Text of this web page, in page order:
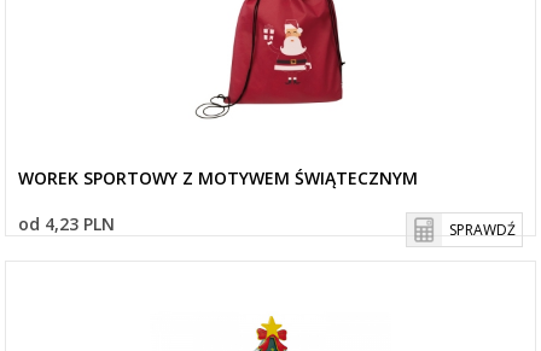
WOREK SPORTOWY Z MOTYWEM ŚWIĄTECZNYM
od 4,23 PLN
SPRAWDŹ